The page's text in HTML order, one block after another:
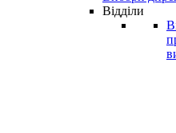
Відділи